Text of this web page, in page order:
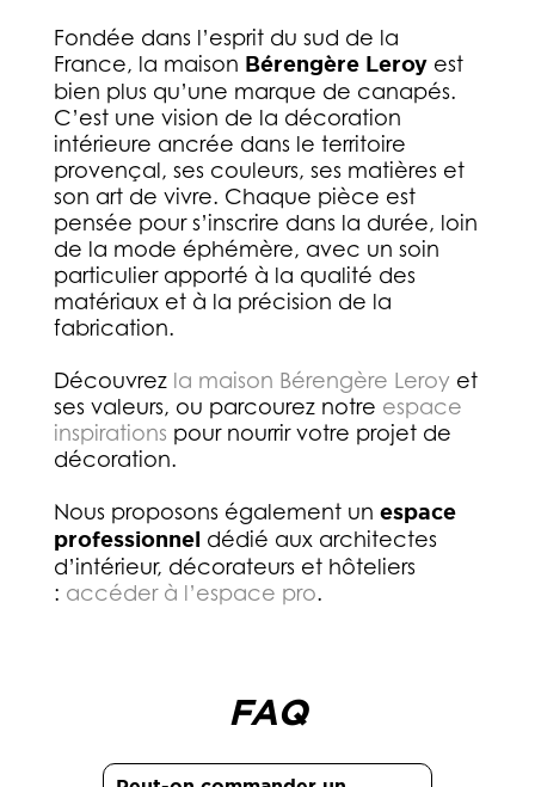
Fondée dans l’esprit du sud de la
France, la maison Bérengère Leroyest
bien plus qu’une marque de canapés.
C’est une vision de la décoration
intérieure ancrée dans le territoire
provençal, ses couleurs, ses matières et
son art de vivre. Chaque pièce est
pensée pour s’inscrire dans la durée, loin
de la mode éphémère, avec un soin
particulier apporté à la qualité des
matériaux et à la précision de la
fabrication.
Découvrez la maison Bérengère Leroyet
ses valeurs, ou parcourez notre espace
inspirations pour nourrir votre projet de
décoration.
Nous proposons également un espace
professionneldédié aux architectes
d’intérieur, décorateurs et hôteliers
: accéder à l’espace pro.
FAQ